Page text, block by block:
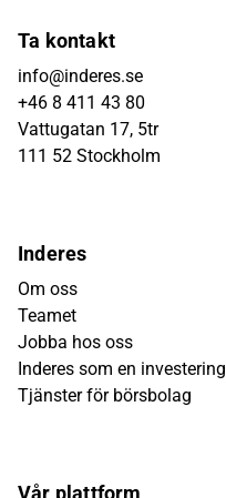
Ta kontakt
info@inderes.se
+46 8 411 43 80
Vattugatan 17, 5tr
111 52 Stockholm
Inderes
Om oss
Teamet
Jobba hos oss
Inderes som en investering
Tjänster för börsbolag
Vår plattform